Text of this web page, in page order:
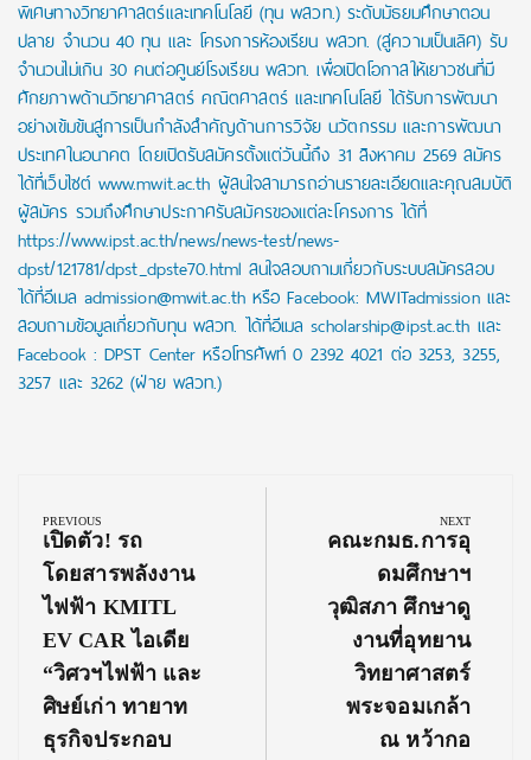
พิเศษทางวิทยาศาสตร์และเทคโนโลยี (ทุน พสวท.) ระดับมัธยมศึกษาตอน
ปลาย จำนวน 40 ทุน และ โครงการห้องเรียน พสวท. (สู่ความเป็นเลิศ) รับ
จำนวนไม่เกิน 30 คนต่อศูนย์โรงเรียน พสวท. เพื่อเปิดโอกาสให้เยาวชนที่มี
ศักยภาพด้านวิทยาศาสตร์ คณิตศาสตร์ และเทคโนโลยี ได้รับการพัฒนา
อย่างเข้มข้นสู่การเป็นกำลังสำคัญด้านการวิจัย นวัตกรรม และการพัฒนา
ประเทศในอนาคต โดยเปิดรับสมัครตั้งแต่วันนี้ถึง 31 สิงหาคม 2569 สมัคร
ได้ที่เว็บไซต์ www.mwit.ac.th ผู้สนใจสามารถอ่านรายละเอียดและคุณสมบัติ
ผู้สมัคร รวมถึงศึกษาประกาศรับสมัครของแต่ละโครงการ ได้ที่
https://www.ipst.ac.th/news/news-test/news-
dpst/121781/dpst_dpste70.html สนใจสอบถามเกี่ยวกับระบบสมัครสอบ
ได้ที่อีเมล admission@mwit.ac.th หรือ Facebook: MWITadmission และ
สอบถามข้อมูลเกี่ยวกับทุน พสวท. ได้ที่อีเมล scholarship@ipst.ac.th และ
Facebook : DPST Center หรือโทรศัพท์ 0 2392 4021 ต่อ 3253, 3255,
3257 และ 3262 (ฝ่าย พสวท.)
navigation
PREVIOUS
Previous
Post:
เปิดตัว! รถ
โดยสารพลังงาน
ไฟฟ้า KMITL
EV CAR ไอเดีย
“วิศวฯไฟฟ้า และ
ศิษย์เก่า ทายาท
ธุรกิจประกอบ
NEXT
Next
คณะกมธ.การอุ
ดมศึกษาฯ
วุฒิสภา ศึกษาดู
งานที่อุทยาน
วิทยาศาสตร์
พระจอมเกล้า
ณ หว้ากอ